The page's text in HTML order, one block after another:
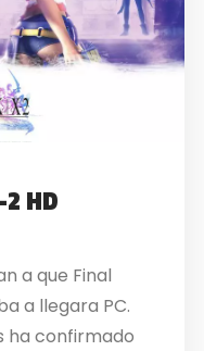
HD
a que Final
a llegara PC.
ha confirmado